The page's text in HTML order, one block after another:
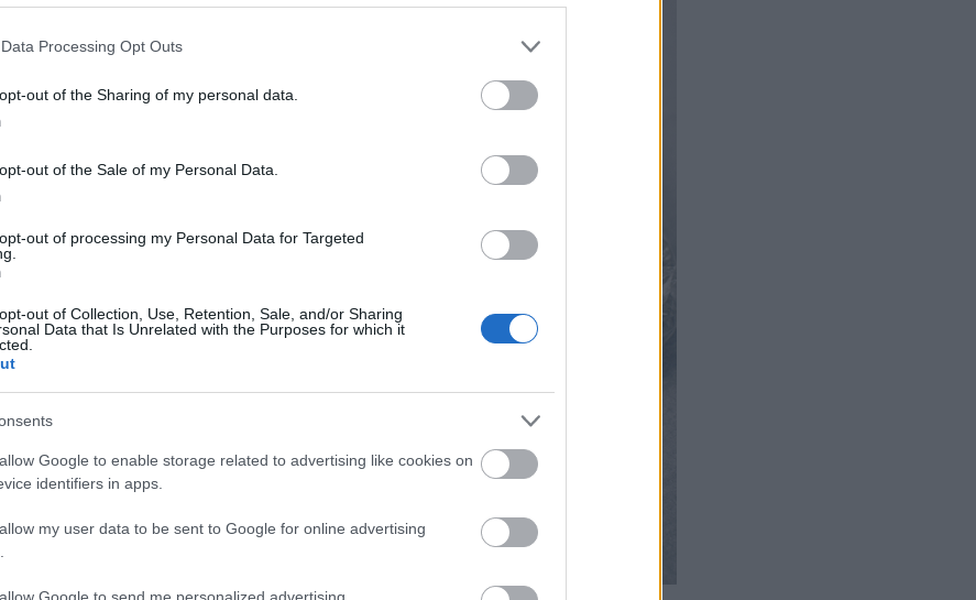
Processing Opt Outs
out of the Sharing of my personal data.
out of the Sale of my Personal Data.
out of processing my Personal Data for Targeted
out of Collection, Use, Retention, Sale, and/or Sharing
Data that Is Unrelated with the Purposes for which it
Google to enable storage related to advertising like cookies on
identifiers in apps.
my user data to be sent to Google for online advertising
Google to send me personalized advertising.